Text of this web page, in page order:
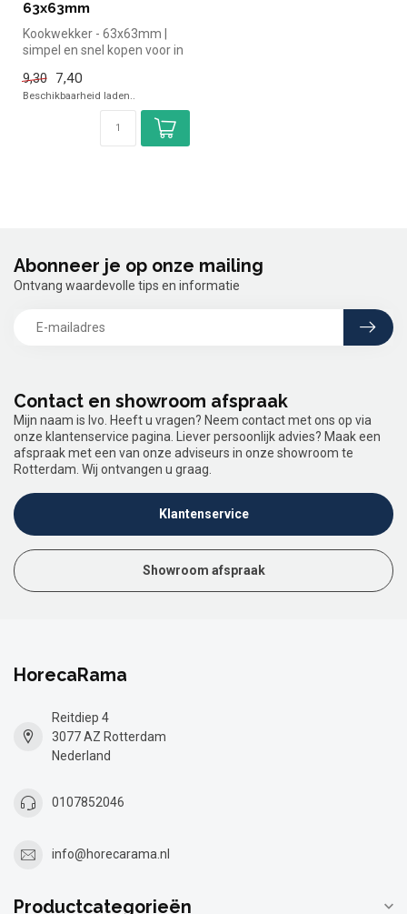
63x63mm
Kookwekker - 63x63mm |
simpel en snel kopen voor in
9,30
7,40
Beschikbaarheid laden..
Contact en showroom afspraak
Mijn naam is Ivo. Heeft u vragen? Neem contact met ons op via
onze klantenservice pagina. Liever persoonlijk advies? Maak een
afspraak met een van onze adviseurs in onze showroom te
Rotterdam. Wij ontvangen u graag.
Klantenservice
Showroom afspraak
Abonneer je op onze mailing
Ontvang waardevolle tips en informatie
HorecaRama
Reitdiep 4
3077 AZ Rotterdam
Nederland
0107852046
info@horecarama.nl
Productcategorieën